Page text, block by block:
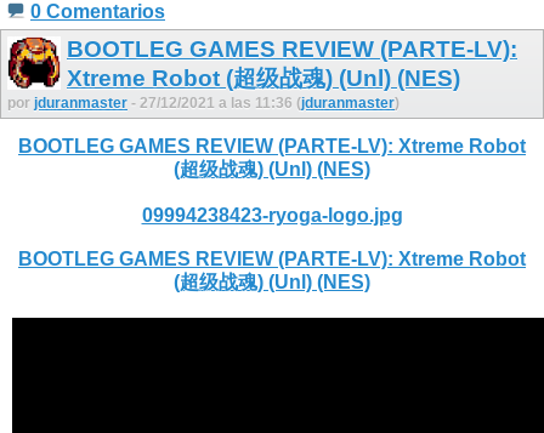
0 Comentarios
BOOTLEG GAMES REVIEW (PARTE-LV):
Xtreme Robot (超级战魂) (Unl) (NES)
por jduranmaster - 27/12/2021 a las 11:36 (jduranmaster)
BOOTLEG GAMES REVIEW (PARTE-LV): Xtreme Robot
(超级战魂) (Unl) (NES)
09994238423-ryoga-logo.jpg
BOOTLEG GAMES REVIEW (PARTE-LV): Xtreme Robot
(超级战魂) (Unl) (NES)